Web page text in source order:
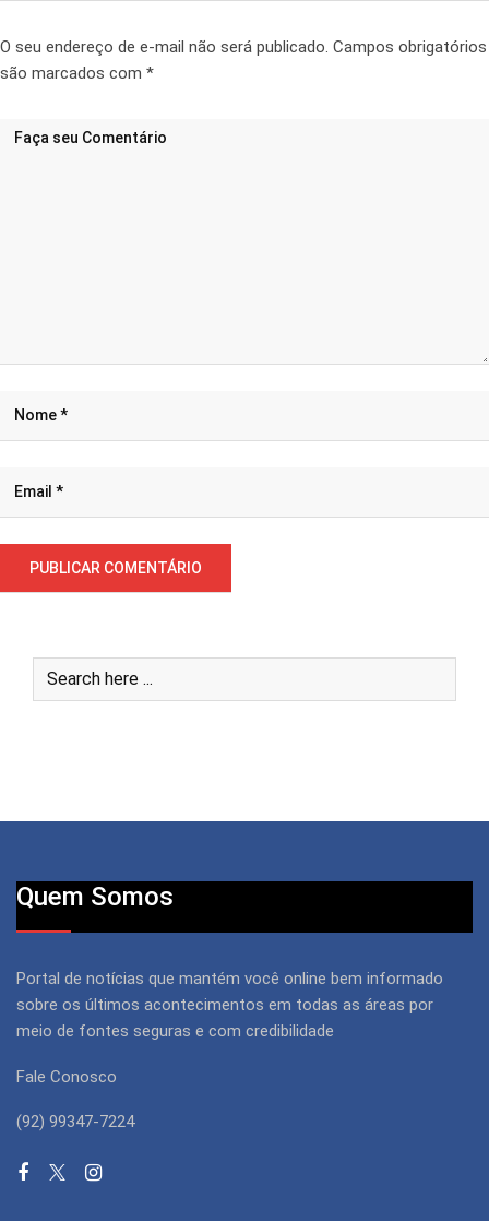
O seu endereço de e-mail não será publicado. Campos obrigatórios
são marcados com *
Quem Somos
Portal de notícias que mantém você online bem informado
sobre os últimos acontecimentos em todas as áreas por
meio de fontes seguras e com credibilidade
Fale Conosco
(92) 99347-7224